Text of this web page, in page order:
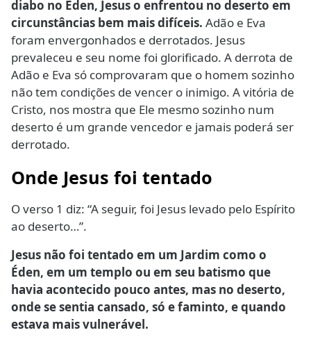
diabo no Éden, Jesus o enfrentou no deserto em
circunstâncias bem mais difíceis. Adão e Eva
foram envergonhados e derrotados. Jesus
prevaleceu e seu nome foi glorificado. A derrota de
Adão e Eva só comprovaram que o homem sozinho
não tem condições de vencer o inimigo. A vitória de
Cristo, nos mostra que Ele mesmo sozinho num
deserto é um grande vencedor e jamais poderá ser
derrotado.
Onde Jesus foi tentado
O verso 1 diz: “A seguir, foi Jesus levado pelo Espírito
ao deserto…”.
Jesus não foi tentado em um Jardim como o
Éden, em um templo ou em seu batismo que
havia acontecido pouco antes, mas no deserto,
onde se sentia cansado, só e faminto, e quando
estava mais vulnerável.